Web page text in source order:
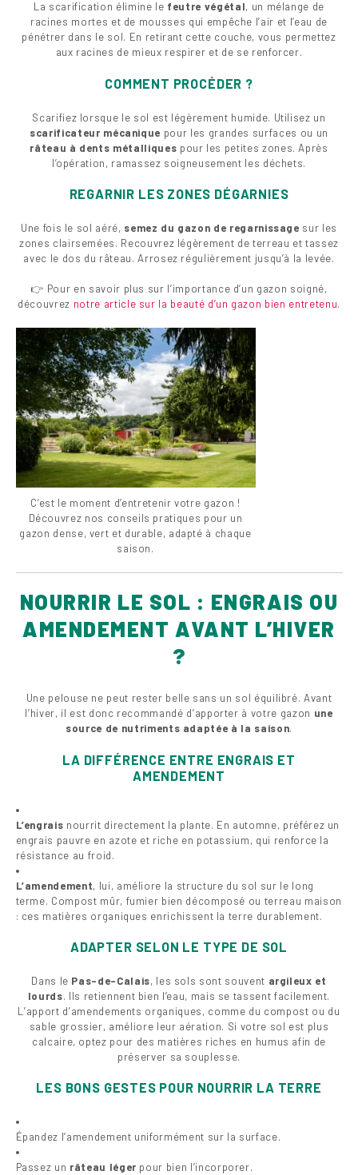
La scarification élimine le feutre végétal, un mélange de
racines mortes et de mousses qui empêche l’air et l’eau de
pénétrer dans le sol. En retirant cette couche, vous permettez
aux racines de mieux respirer et de se renforcer.
COMMENT PROCÉDER ?
Scarifiez lorsque le sol est légèrement humide. Utilisez un
scarificateur mécanique pour les grandes surfaces ou un
râteau à dents métalliques pour les petites zones. Après
l’opération, ramassez soigneusement les déchets.
REGARNIR LES ZONES DÉGARNIES
Une fois le sol aéré, semez du gazon de regarnissage sur les
zones clairsemées. Recouvrez légèrement de terreau et tassez
avec le dos du râteau. Arrosez régulièrement jusqu’à la levée.
👉 Pour en savoir plus sur l’importance d’un gazon soigné,
découvrez notre article sur la beauté d’un gazon bien entretenu.
C’est le moment d’entretenir votre gazon !
Découvrez nos conseils pratiques pour un
gazon dense, vert et durable, adapté à chaque
saison.
NOURRIR LE SOL : ENGRAIS OU
AMENDEMENT AVANT L’HIVER
?
Une pelouse ne peut rester belle sans un sol équilibré. Avant
l’hiver, il est donc recommandé d’apporter à votre gazon une
source de nutriments adaptée à la saison.
LA DIFFÉRENCE ENTRE ENGRAIS ET
AMENDEMENT
L’engrais nourrit directement la plante. En automne, préférez un
engrais pauvre en azote et riche en potassium, qui renforce la
résistance au froid.
L’amendement, lui, améliore la structure du sol sur le long
terme. Compost mûr, fumier bien décomposé ou terreau maison
: ces matières organiques enrichissent la terre durablement.
ADAPTER SELON LE TYPE DE SOL
Dans le Pas-de-Calais, les sols sont souvent argileux et
lourds. Ils retiennent bien l’eau, mais se tassent facilement.
L’apport d’amendements organiques, comme du compost ou du
sable grossier, améliore leur aération. Si votre sol est plus
calcaire, optez pour des matières riches en humus afin de
préserver sa souplesse.
LES BONS GESTES POUR NOURRIR LA TERRE
Épandez l’amendement uniformément sur la surface.
Passez un râteau léger pour bien l’incorporer.